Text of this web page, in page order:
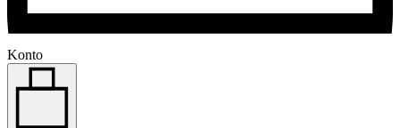
Konto